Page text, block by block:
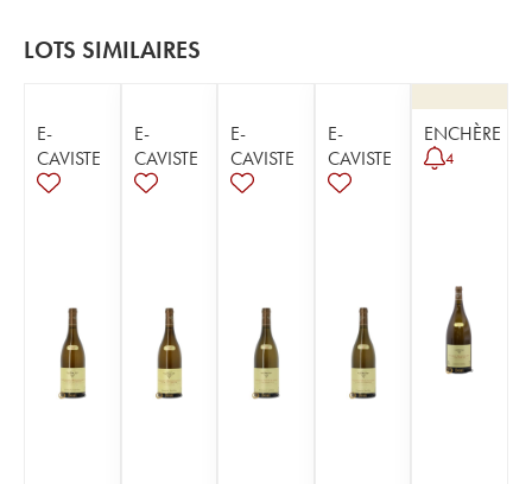
LOTS SIMILAIRES
E-
CAVISTE
E-
CAVISTE
E-
CAVISTE
E-
CAVISTE
ENCHÈRE
4